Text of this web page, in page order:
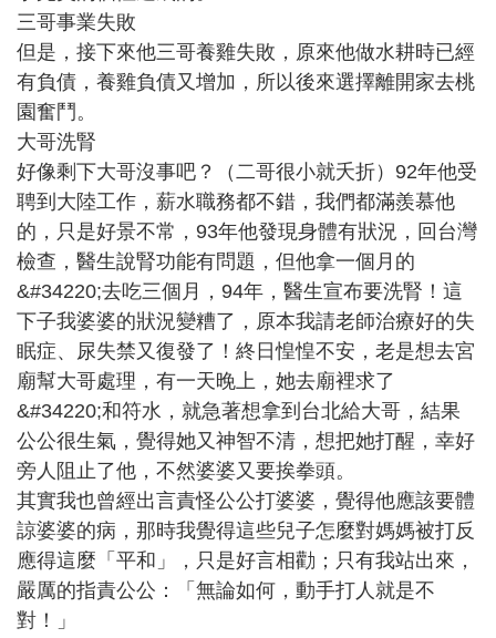
三哥事業失敗
但是，接下來他三哥養雞失敗，原來他做水耕時已經
有負債，養雞負債又增加，所以後來選擇離開家去桃
園奮鬥。
大哥洗腎
好像剩下大哥沒事吧？（二哥很小就夭折）92年他受
聘到大陸工作，薪水職務都不錯，我們都滿羨慕他
的，只是好景不常，93年他發現身體有狀況，回台灣
檢查，醫生說腎功能有問題，但他拿一個月的
&#34220;去吃三個月，94年，醫生宣布要洗腎！這
下子我婆婆的狀況變糟了，原本我請老師治療好的失
眠症、尿失禁又復發了！終日惶惶不安，老是想去宮
廟幫大哥處理，有一天晚上，她去廟裡求了
&#34220;和符水，就急著想拿到台北給大哥，結果
公公很生氣，覺得她又神智不清，想把她打醒，幸好
旁人阻止了他，不然婆婆又要挨拳頭。
其實我也曾經出言責怪公公打婆婆，覺得他應該要體
諒婆婆的病，那時我覺得這些兒子怎麼對媽媽被打反
應得這麼「平和」，只是好言相勸；只有我站出來，
嚴厲的指責公公：「無論如何，動手打人就是不
對！」